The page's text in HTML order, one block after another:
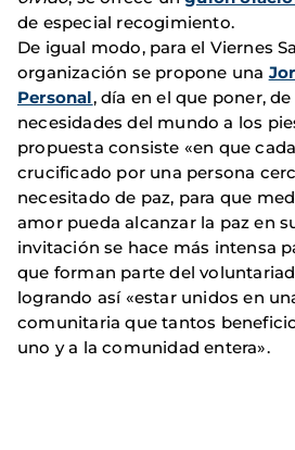
de especial recogimiento.
De igual modo, para el Viernes
organización se propone una
Personal, día en el que poner,
necesidades del mundo a los
propuesta consiste «en que
crucificado por una persona
necesitado de paz, para que
amor pueda alcanzar la paz en
invitación se hace más intensa
que forman parte del
logrando así «estar unidos en
comunitaria que tantos
uno y a la comunidad entera».